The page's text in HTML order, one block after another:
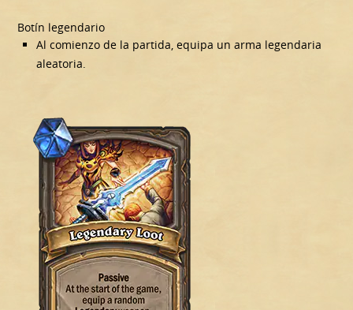
Botín legendario
Al comienzo de la partida, equipa un arma legendaria
aleatoria.